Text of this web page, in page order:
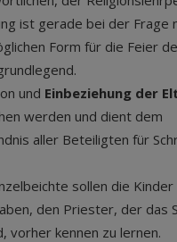
ist gerade bei der Frage
Form für die Feier
und Einbeziehung der
werden und dient dem
aller Beteiligten für
sollen die Kinder
den Priester, der das
vorher kennen zu lernen.